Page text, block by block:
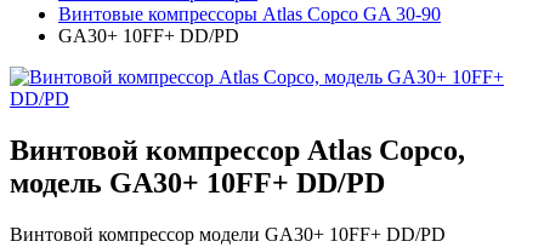
Винтовые компрессоры Atlas Copco GA 30-90
GA30+ 10FF+ DD/PD
Винтовой компрессор Atlas Copco,
модель GA30+ 10FF+ DD/PD
Винтовой компрессор модели GA30+ 10FF+ DD/PD